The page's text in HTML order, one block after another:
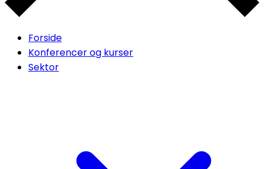
Forside
Konferencer og kurser
Sektor